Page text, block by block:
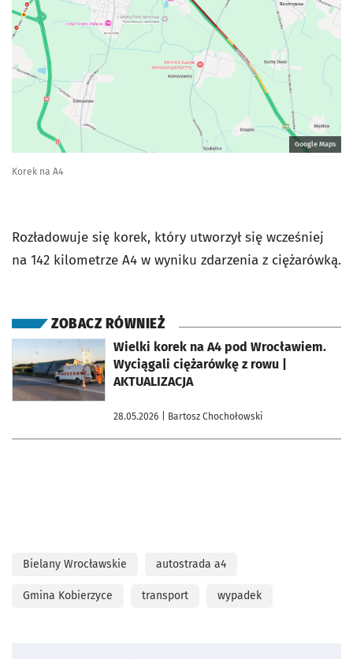
Google Maps
Korek na A4
Rozładowuje się korek, który utworzył się wcześniej
na 142 kilometrze A4 w wyniku zdarzenia z ciężarówką.
ZOBACZ RÓWNIEŻ
Wielki korek na A4 pod Wrocławiem.
Wyciągali ciężarówkę z rowu |
AKTUALIZACJA
28.05.2026 | Bartosz Chochołowski
otworzy się w nowej karcie
Bielany Wrocławskie autostrada a4
Gmina Kobierzyce transport wypadek